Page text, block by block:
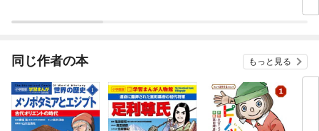
同じ作者の本 もっと見る